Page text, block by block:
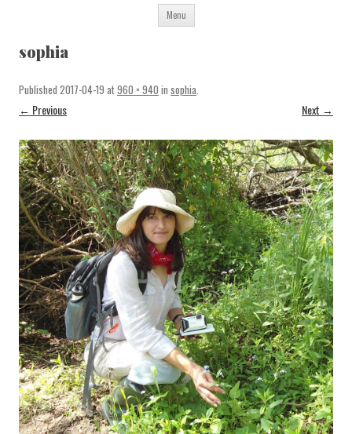
Menu Skip
content
sophia
Published 2017-04-19 at960 × 940 in sophia.
← Previous Next →